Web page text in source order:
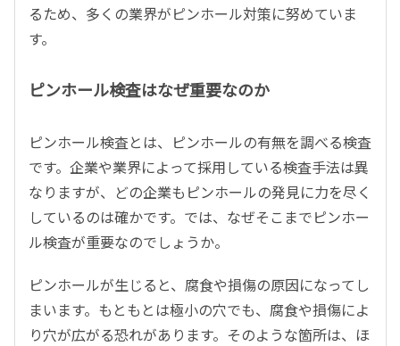
るため、多くの業界がピンホール対策に努めていま
す。
ピンホール検査はなぜ重要なのか
ピンホール検査とは、ピンホールの有無を調べる検査
です。企業や業界によって採用している検査手法は異
なりますが、どの企業もピンホールの発見に力を尽く
しているのは確かです。では、なぜそこまでピンホー
ル検査が重要なのでしょうか。
ピンホールが生じると、腐食や損傷の原因になってし
まいます。もともとは極小の穴でも、腐食や損傷によ
り穴が広がる恐れがあります。そのような箇所は、ほ